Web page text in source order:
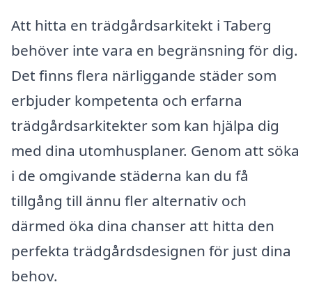
Att hitta en trädgårdsarkitekt i Taberg
behöver inte vara en begränsning för dig.
Det finns flera närliggande städer som
erbjuder kompetenta och erfarna
trädgårdsarkitekter som kan hjälpa dig
med dina utomhusplaner. Genom att söka
i de omgivande städerna kan du få
tillgång till ännu fler alternativ och
därmed öka dina chanser att hitta den
perfekta trädgårdsdesignen för just dina
behov.